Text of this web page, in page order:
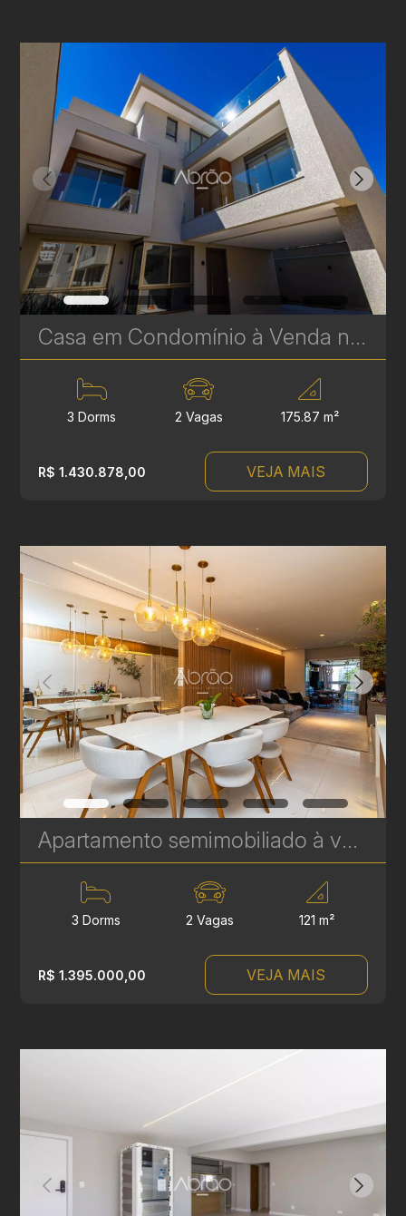
Casa em Condomínio à Venda no Boa Vista – 3 Suítes, Terraço Gourmet e Spa | Residencial Villa Milano | Ref. 1742
3 Dorms 2 Vagas 175.87 m²
R$ 1.430.878,00 VEJA MAIS
Apartamento semimobiliado à venda com 3 quartos sendo 1 suíte no Cristo Rei, Curitiba - 121 m² - Edifício Fontana Di Trevi | Ref. 1808
3 Dorms 2 Vagas 121 m²
R$ 1.395.000,00 VEJA MAIS